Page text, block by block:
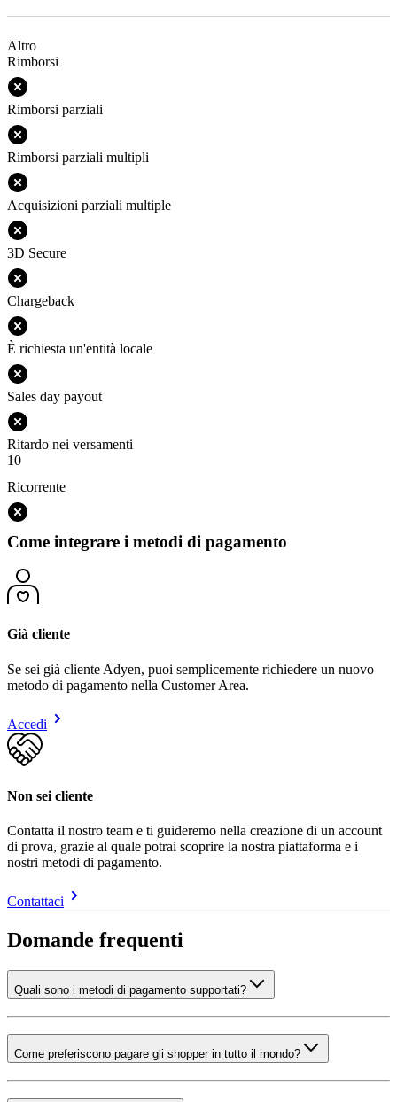
Altro
Rimborsi
Rimborsi parziali
Rimborsi parziali multipli
Acquisizioni parziali multiple
3D Secure
Chargeback
È richiesta un'entità locale
Sales day payout
Ritardo nei versamenti
10
Ricorrente
Come integrare i metodi di pagamento
Già cliente
Se sei già cliente Adyen, puoi semplicemente richiedere un nuovo
metodo di pagamento nella Customer Area.
Accedi
Non sei cliente
Contatta il nostro team e ti guideremo nella creazione di un account
di prova, grazie al quale potrai scoprire la nostra piattaforma e i
nostri metodi di pagamento.
Contattaci
Domande frequenti
Quali sono i metodi di pagamento supportati?
Come preferiscono pagare gli shopper in tutto il mondo?